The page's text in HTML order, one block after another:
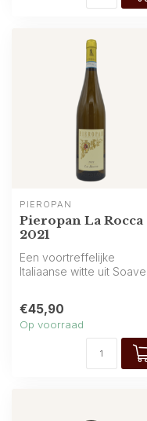
PIEROPAN
Pieropan La Rocca
2021
Een voortreffelijke
Italiaanse witte uit Soave
€45,90
Op voorraad